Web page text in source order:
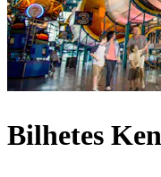
Bilhetes